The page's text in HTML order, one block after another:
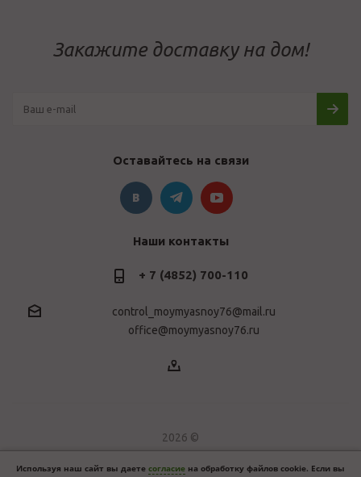
Закажите доставку на дом!
Оставайтесь на связи
Наши контакты
+ 7 (4852) 700-110
control_moymyasnoy76@mail.ru
office@moymyasnoy76.ru
2026 ©
Используя наш сайт вы даете согласие на обработку файлов cookie. Если вы